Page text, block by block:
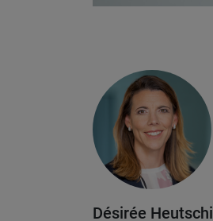
Désirée Heutschi